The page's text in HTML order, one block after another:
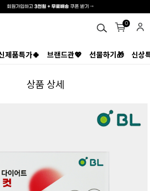
0
제품특가🍀 브랜드관💖 선물하기🎁 신상
상품 상세